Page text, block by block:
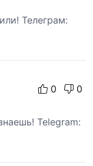
Телеграм:
0 0
Telegram: